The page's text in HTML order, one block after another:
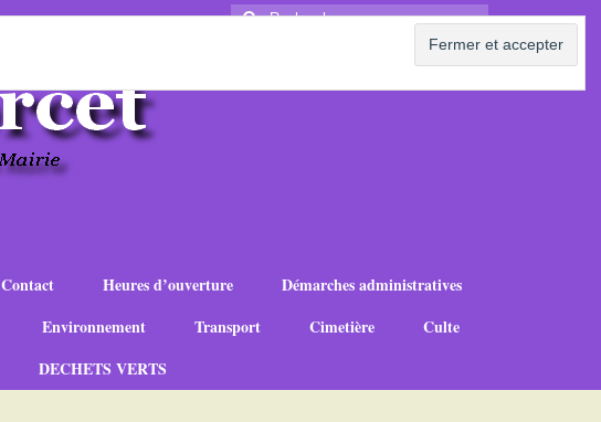
Rechercher
Contact Heures d’ouverture
Démarches administratives
Environnement Transport Cimetière
Culte
DECHETS VERTS